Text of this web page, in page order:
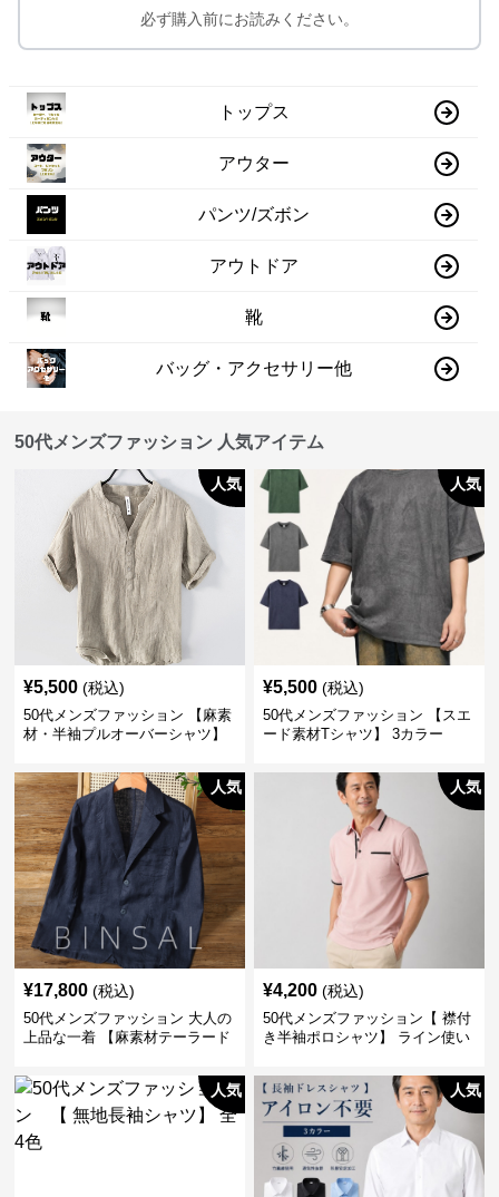
必ず購入前にお読みください。
トップス
アウター
パンツ/ズボン
アウトドア
靴
バッグ・アクセサリー他
50代メンズファッション 人気アイテム
人気
¥5,500 (税込)
50代メンズファッション 【麻素
材・半袖プルオーバーシャツ】
人気
¥5,500 (税込)
50代メンズファッション 【スエ
ード素材Tシャツ】 3カラー
人気
¥17,800 (税込)
50代メンズファッション 大人の
上品な一着 【麻素材テーラード
人気
¥4,200 (税込)
50代メンズファッション【 襟付
き半袖ポロシャツ】 ライン使い
人気 人気